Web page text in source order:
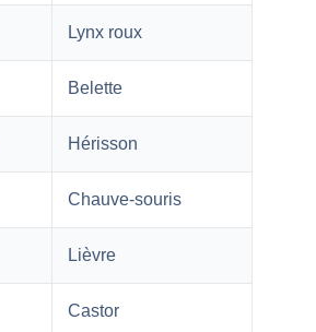
Lynx roux
Belette
Hérisson
Chauve-souris
Lièvre
Castor